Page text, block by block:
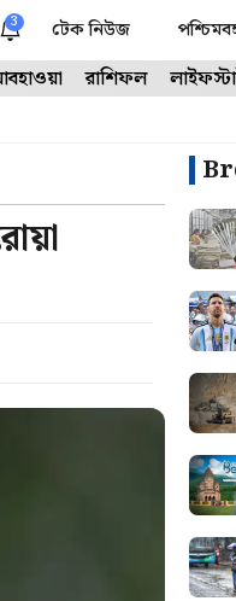
3 টেক নিউজ
রাশিফল